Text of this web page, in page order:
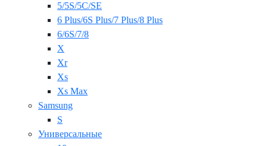
5/5S/5C/SE
6 Plus/6S Plus/7 Plus/8 Plus
6/6S/7/8
X
Xr
Xs
Xs Max
Samsung
S
Универсальные